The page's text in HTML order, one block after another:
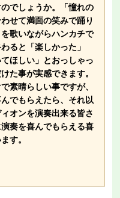
でしょうか。「憧れの
せて満面の笑みで踊り
歌いながらハンカチで
ると「楽しかった」
ほしい」とおっしゃっ
た事が実感できます。
素晴らしい事ですが、
でもらえたら、それ以
オンを演奏出来る皆さ
奏を喜んでもらえる喜
す。